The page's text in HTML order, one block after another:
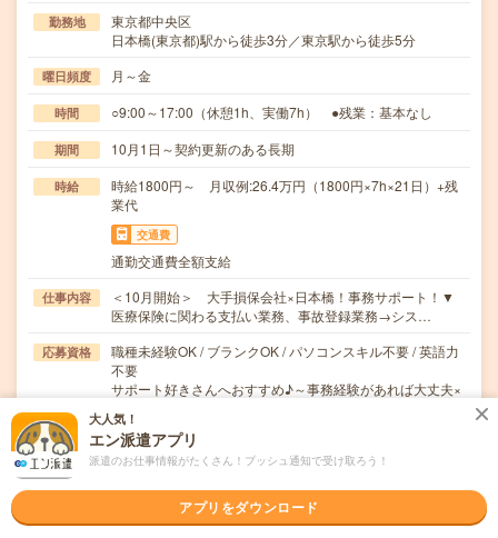
勤務地
東京都中央区
日本橋(東京都)駅から徒歩3分／東京駅から徒歩5分
曜日頻度 月～金
時間 ○9:00～17:00（休憩1h、実働7h） ●残業：基本なし
期間 10月1日～契約更新のある長期
時給
時給1800円～ 月収例:26.4万円（1800円×7h×21日）+残
業代
交通費
通勤交通費全額支給
仕事内容
＜10月開始＞ 大手損保会社×日本橋！事務サポート！▼
医療保険に関わる支払い業務、事故登録業務→シス…
応募資格
職種未経験OK / ブランクOK / パソコンスキル不要 / 英語力
不要
サポート好きさんへおすすめ♪～事務経験があれば大丈夫×
職場の雰囲気
20代
30代 40代 50代 60代
大人気！
エン派遣アプリ
派遣のお仕事情報がたくさん！プッシュ通知で受け取ろう！
アプリをダウンロード